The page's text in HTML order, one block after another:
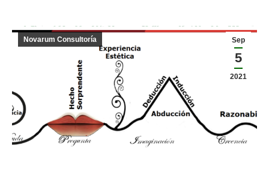
Sep
5
2021
Novarum Consultoría